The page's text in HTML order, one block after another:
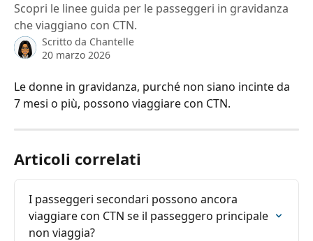
Scopri le linee guida per le passeggeri in gravidanza
che viaggiano con CTN.
Scritto da Chantelle
20 marzo 2026
Le donne in gravidanza, purché non siano incinte da
7 mesi o più, possono viaggiare con CTN.
Articoli correlati
I passeggeri secondari possono ancora
viaggiare con CTN se il passeggero principale
non viaggia?